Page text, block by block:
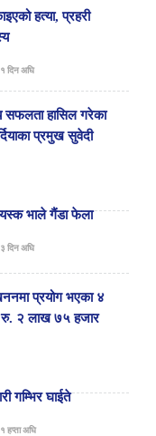
हत्या, प्रहरी
१ दिन अघि
सफलता हासिल गरेका
प्रमुख सुवेदी
भाले गैंडा फेला
३ दिन अघि
प्रयोग भएका ४
रु. २ लाख ७५ हजार
गम्भिर घाईते
१ हप्ता अघि